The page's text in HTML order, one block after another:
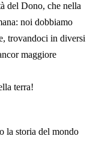
del Dono, che nella
noi dobbiamo
trovandoci in diversi
maggiore
terra!
la storia del mondo